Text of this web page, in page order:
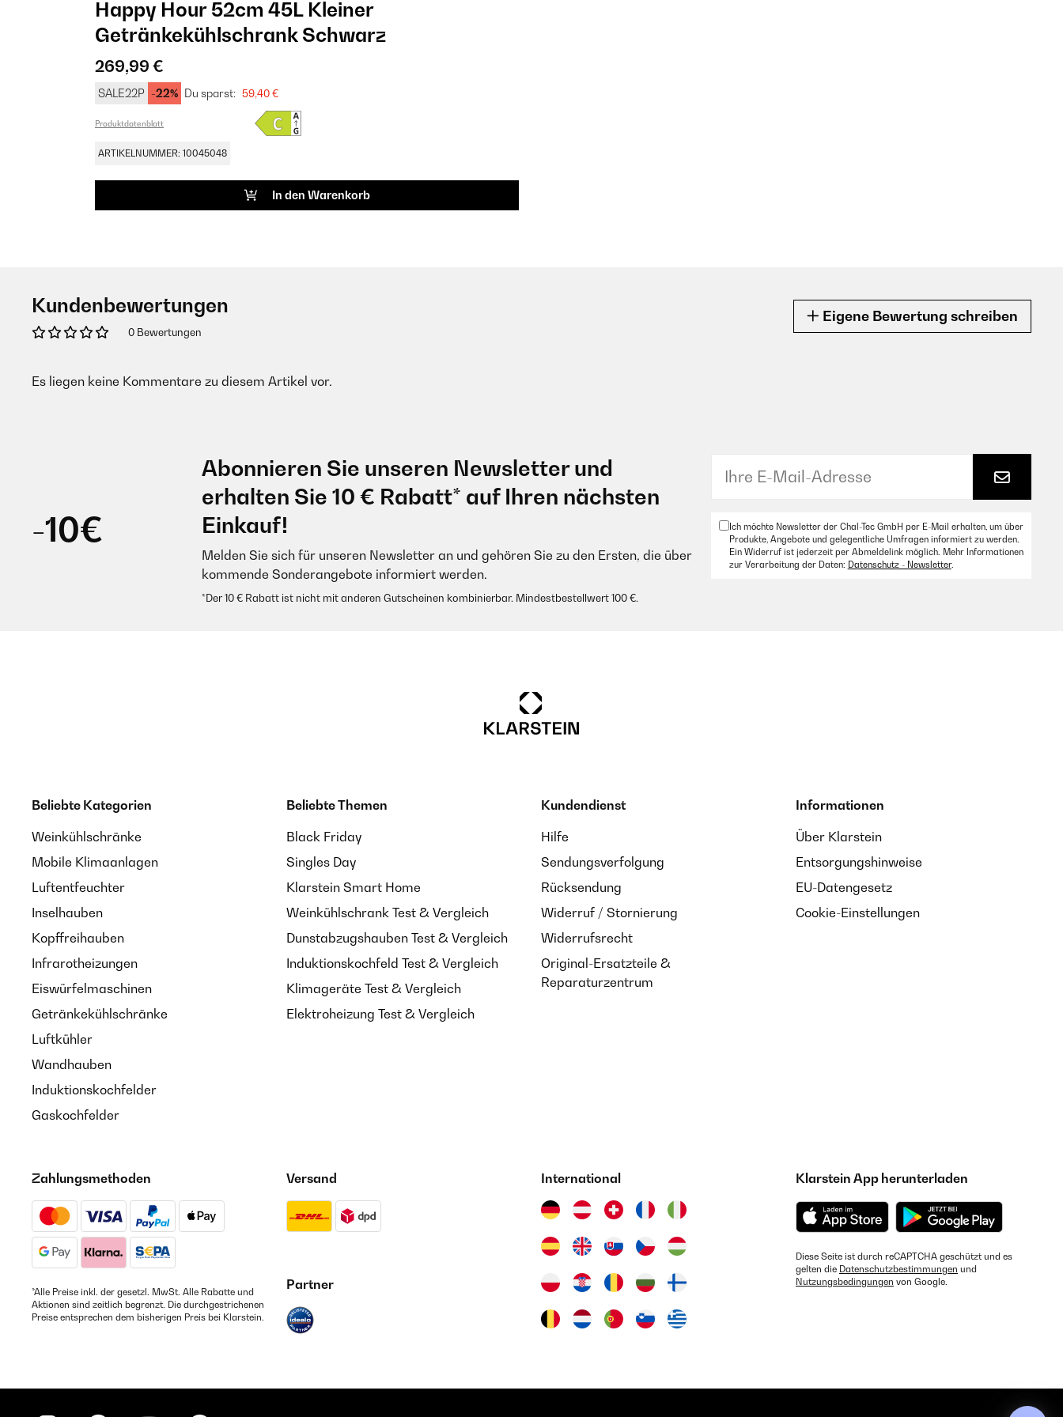
Happy Hour 52cm 45L Kleiner
Getränkekühlschrank Schwarz
269,99 €
SALE22P -22% Du sparst: 59,40 €
Produktdatenblatt
ARTIKELNUMMER: 10045048
In den Warenkorb
Kundenbewertungen
0 Bewertungen
Eigene Bewertung schreiben
Es liegen keine Kommentare zu diesem Artikel vor.
-10€
Abonnieren Sie unseren Newsletter und
erhalten Sie 10 € Rabatt* auf Ihren nächsten
Einkauf!
Melden Sie sich für unseren Newsletter an und gehören Sie zu den Ersten, die über
kommende Sonderangebote informiert werden.
*Der 10 € Rabatt ist nicht mit anderen Gutscheinen kombinierbar. Mindestbestellwert 100 €.
Ich möchte Newsletter der Chal-Tec GmbH per E-Mail erhalten, um über
Produkte, Angebote und gelegentliche Umfragen informiert zu werden.
Ein Widerruf ist jederzeit per Abmeldelink möglich. Mehr Informationen
zur Verarbeitung der Daten: Datenschutz - Newsletter.
Beliebte Kategorien
Weinkühlschränke
Mobile Klimaanlagen
Luftentfeuchter
Inselhauben
Kopffreihauben
Infrarotheizungen
Eiswürfelmaschinen
Getränkekühlschränke
Luftkühler
Wandhauben
Induktionskochfelder
Gaskochfelder
Beliebte Themen
Black Friday
Singles Day
Klarstein Smart Home
Weinkühlschrank Test & Vergleich
Dunstabzugshauben Test & Vergleich
Induktionskochfeld Test & Vergleich
Klimageräte Test & Vergleich
Elektroheizung Test & Vergleich
Kundendienst
Hilfe
Sendungsverfolgung
Rücksendung
Widerruf / Stornierung
Widerrufsrecht
Original-Ersatzteile &
Reparaturzentrum
Informationen
Über Klarstein
Entsorgungshinweise
EU-Datengesetz
Cookie-Einstellungen
Zahlungsmethoden
*Alle Preise inkl. der gesetzl. MwSt. Alle Rabatte und
Aktionen sind zeitlich begrenzt. Die durchgestrichenen
Preise entsprechen dem bisherigen Preis bei Klarstein.
Versand
Partner
International Klarstein App herunterladen
Diese Seite ist durch reCAPTCHA geschützt und es
gelten die Datenschutzbestimmungen und
Nutzungsbedingungen von Google.